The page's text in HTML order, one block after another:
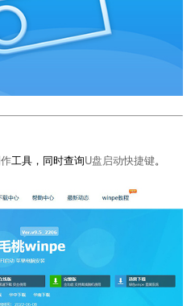
工具，同时查询U盘启动快捷键。